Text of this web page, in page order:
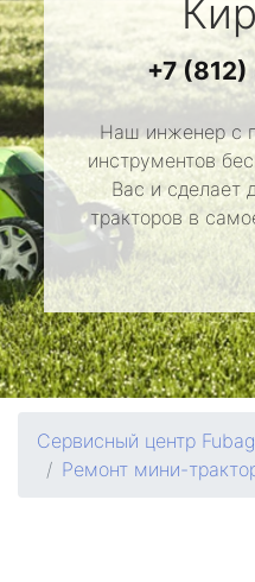
+7
Наш инженер с
инструментов
Вас и сделает
тракторов в
Сервисный центр Fubag
Ремонт мини-